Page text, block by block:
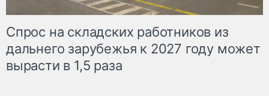
Спрос на складских работников из
дальнего зарубежья к 2027 году может
вырасти в 1,5 раза